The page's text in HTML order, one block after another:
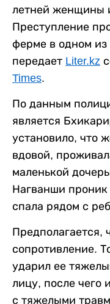
летней женщины
Преступление
ферме в одном из
передает Liter.kz
Times.
По данным
является
установило, что
вдовой,
маленькой
Нагванши
спала рядом с
Предполагается,
сопротивление.
ударил ее
лицу, после чего
с тяжелыми